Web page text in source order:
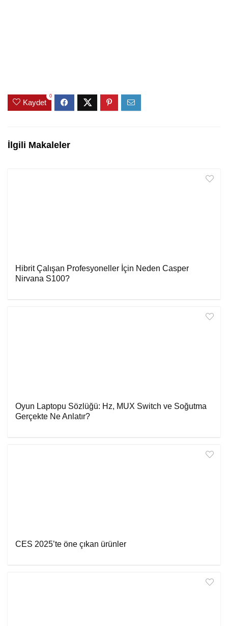
Kaydet
0
İlgili Makaleler
Hibrit Çalışan Profesyoneller İçin Neden Casper
Nirvana S100?
Oyun Laptopu Sözlüğü: Hz, MUX Switch ve Soğutma
Gerçekte Ne Anlatır?
CES 2025’te öne çıkan ürünler